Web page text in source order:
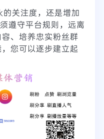
关注度，还是增加
遵守平台规则，远离
、培养忠实粉丝群
您可以逐步建立起